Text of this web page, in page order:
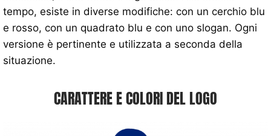
tempo, esiste in diverse modifiche: con un cerchio blu
e rosso, con un quadrato blu e con uno slogan. Ogni
versione è pertinente e utilizzata a seconda della
situazione.
CARATTERE E COLORI DEL LOGO